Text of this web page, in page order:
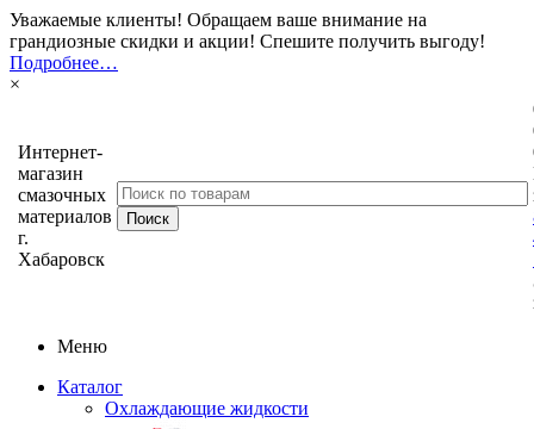
Уважаемые клиенты! Обращаем ваше внимание на
грандиозные скидки и акции! Спешите получить выгоду!
Подробнее…
×
Интернет-
магазин
смазочных
материалов
г.
Хабаровск
Меню
Каталог
Охлаждающие жидкости